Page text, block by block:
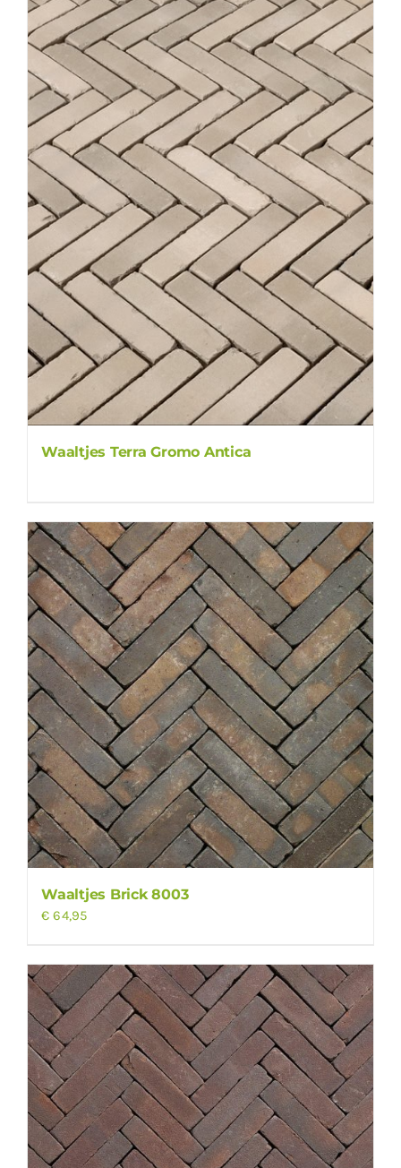
Waaltjes Terra Gromo Antica
Waaltjes Brick 8003
€ 64,95